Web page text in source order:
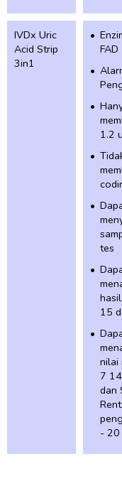
IVDx Uric
Acid Strip
3in1
FAD
1.2
tes
15
nilai
7
dan
- 20